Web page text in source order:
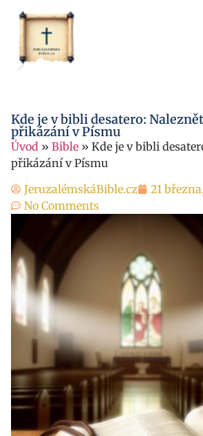
Kde je v bibli desatero:
přikázání v Písmu
Úvod » Bible » Kde je v bibli
přikázání v Písmu
JeruzalémskáBible.cz
21
No Comments